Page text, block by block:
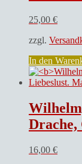
25,00 €
zzgl.
In den
Drache, Greif
16,00 €